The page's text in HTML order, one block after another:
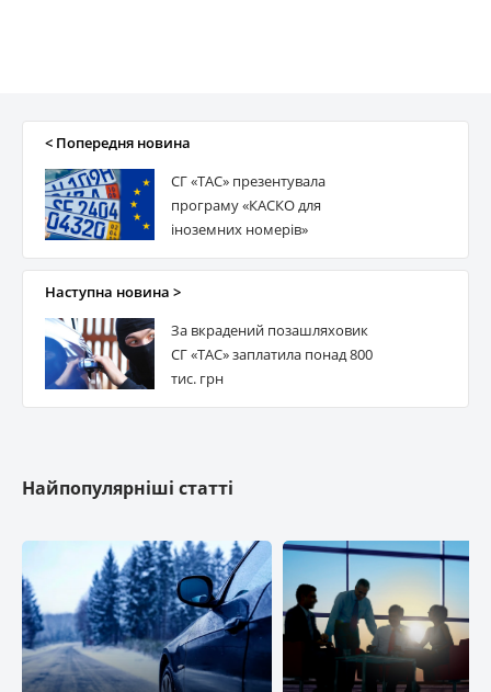
< Попередня новина
СГ «ТАС» презентувала
програму «КАСКО для
іноземних номерів»
Наступна новина >
За вкрадений позашляховик
СГ «ТАС» заплатила понад 800
тис. грн
Найпопулярніші статті